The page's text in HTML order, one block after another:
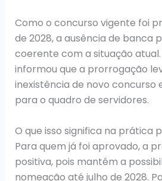
Como o concurso vigente foi
de 2028, a ausência de banca
coerente com a situação
informou que a prorrogação
inexistência de novo concurso
para o quadro de servidores.
O que isso significa na prática
Para quem já foi aprovado, a
positiva, pois mantém a
nomeação até julho de 2028.